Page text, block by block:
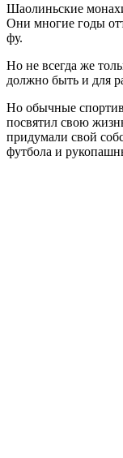
Шаолиньские
Они многие годы
фу.
Но не всегда же
должно быть и для
Но обычные
посвятил свою
придумали свой
футбола и